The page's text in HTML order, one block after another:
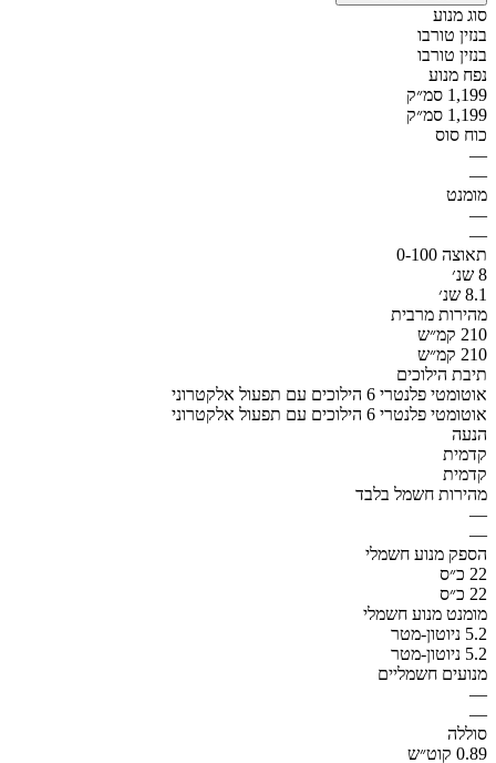
סוג מנוע
בנזין טורבו
בנזין טורבו
נפח מנוע
1,199 סמ״ק
1,199 סמ״ק
כוח סוס
—
—
מומנט
—
—
תאוצה 0-100
8 שנ׳
8.1 שנ׳
מהירות מרבית
210 קמ״ש
210 קמ״ש
תיבת הילוכים
אוטומטי פלנטרי 6 הילוכים עם תפעול אלקטרוני
אוטומטי פלנטרי 6 הילוכים עם תפעול אלקטרוני
הנעה
קדמית
קדמית
מהירות חשמל בלבד
—
—
הספק מנוע חשמלי
22 כ״ס
22 כ״ס
מומנט מנוע חשמלי
5.2 ניוטון-מטר
5.2 ניוטון-מטר
מנועים חשמליים
—
—
סוללה
0.89 קוט״ש